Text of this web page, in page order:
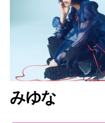
みゆな